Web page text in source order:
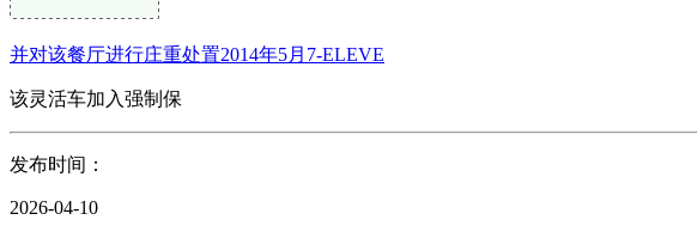
并对该餐厅进行庄重处置2014年5月7-ELEVE
该灵活车加入强制保
发布时间：
2026-04-10